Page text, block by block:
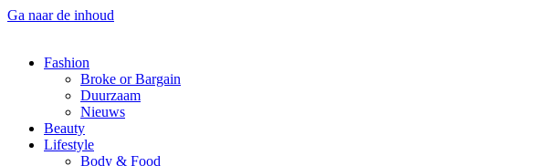
Ga naar de inhoud
Fashion
Broke or Bargain
Duurzaam
Nieuws
Beauty
Lifestyle
Body & Food